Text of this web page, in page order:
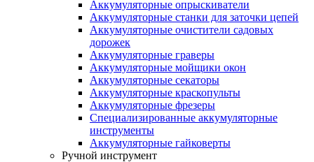
Аккумуляторные опрыскиватели
Аккумуляторные станки для заточки цепей
Аккумуляторные очистители садовых
дорожек
Аккумуляторные граверы
Аккумуляторные мойщики окон
Аккумуляторные секаторы
Аккумуляторные краскопульты
Аккумуляторные фрезеры
Специализированные аккумуляторные
инструменты
Аккумуляторные гайковерты
Ручной инструмент